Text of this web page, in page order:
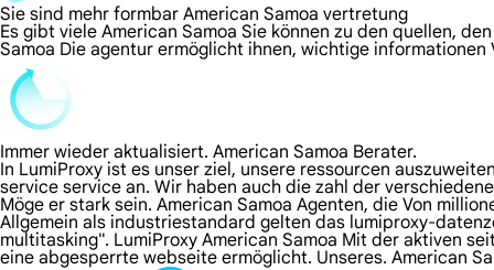
Sie sind mehr formbar American Samoa vertretung
Es gibt viele American Samoa Sie können zu den quellen,
Samoa Die agentur ermöglicht ihnen, wichtige
Immer wieder aktualisiert. American Samoa Berater.
In LumiProxy ist es unser ziel, unsere ressourcen
service service an. Wir haben auch die zahl der
Möge er stark sein. American Samoa Agenten, die Von
Allgemein als industriestandard gelten das lumiproxy-
multitasking". LumiProxy American Samoa Mit der aktiven
eine abgesperrte webseite ermöglicht. Unseres. American